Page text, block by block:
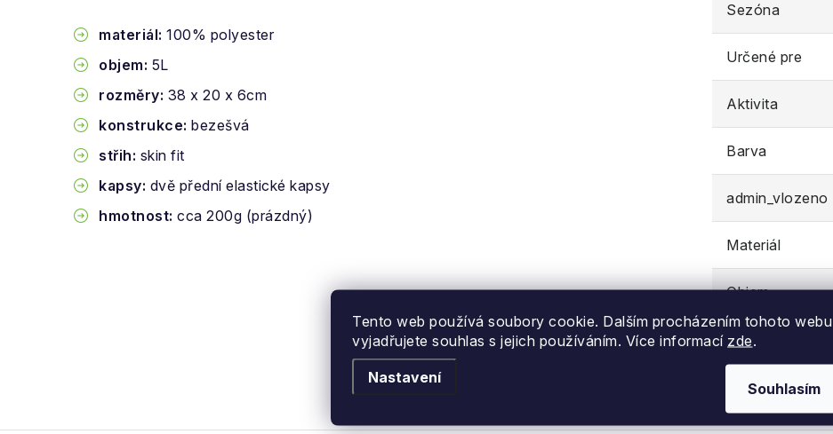
Tento web používá soubory cookie. Dalším procházením tohoto webu
vyjadřujete souhlas s jejich používáním. Více informací zde.
Nastavení
Souhlasím
materiál: 100% polyester
objem: 5L
rozměry: 38 x 20 x 6cm
konstrukce: bezešvá
střih: skin fit
kapsy: dvě přední elastické kapsy
hmotnost: cca 200g (prázdný)
Sezóna
Určené pre
Aktivita
Barva
admin_vlozeno
Materiál
Objem